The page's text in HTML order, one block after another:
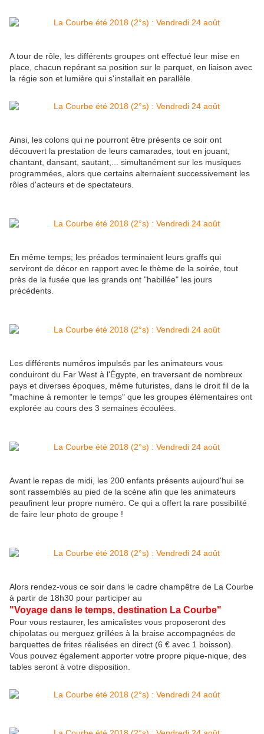
A tour de rôle, les différents groupes ont effectué leur mise en
place, chacun repérant sa position sur le parquet, en liaison avec
la régie son et lumière qui s'installait en parallèle.
Ainsi, les colons qui ne pourront être présents ce soir ont
découvert la prestation de leurs camarades, tout en jouant,
chantant, dansant, sautant,... simultanément sur les musiques
programmées, alors que certains alternaient successivement les
rôles d'acteurs et de spectateurs.
En même temps; les préados terminaient leurs graffs qui
serviront de décor en rapport avec le thème de la soirée, tout
près de la fusée que les grands ont "habillée" les jours
précédents.
Les différents numéros impulsés par les animateurs vous
conduiront du Far West à l'Égypte, en traversant de nombreux
pays et diverses époques, même futuristes, dans le droit fil de la
"machine à remonter le temps" que les groupes élémentaires ont
explorée au cours des 3 semaines écoulées.
Avant le repas de midi, les 200 enfants présents aujourd'hui se
sont rassemblés au pied de la scène afin que les animateurs
peaufinent leur propre numéro. Ce qui a offert la rare possibilité
de faire leur photo de groupe !
Alors rendez-vous ce soir dans le cadre champêtre de La Courbe
à partir de 18h30 pour participer au
"Voyage dans le temps, destination La Courbe"
Pour vous restaurer, les amicalistes vous proposeront des
chipolatas ou merguez grillées à la braise accompagnées de
barquettes de frites réalisées en direct (6 € avec 1 boisson).
Vous pouvez également apporter votre propre pique-nique, des
tables seront à votre disposition.